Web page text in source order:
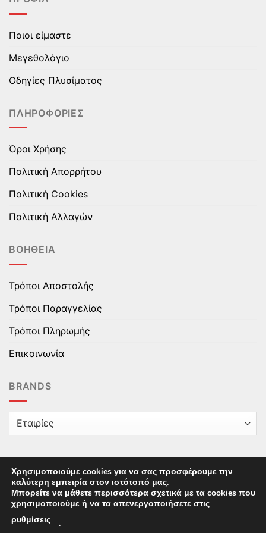
Οι
μπορούν
επιλεγούν
στη
σελίδα
προϊόντος
Ποιοι είμαστε
Μεγεθολόγιο
Οδηγίες Πλυσίματος
ΠΛΗΡΟΦΟΡΊΕΣ
Όροι Χρήσης
Πολιτική Απορρήτου
Πολιτική Cookies
Πολιτική Αλλαγών
ΒΟΉΘΕΙΑ
Τρόποι Αποστολής
Τρόποι Παραγγελίας
Τρόποι Πληρωμής
Επικοινωνία
BRANDS
Copyright © 2025 epaidika.gr / All Rights Reserved /
Supported byStarten Development
Χρησιμοποιούμε cookies για να σας προσφέρουμε την
καλύτερη εμπειρία στον ιστότοπό μας.
Μπορείτε να μάθετε περισσότερα σχετικά με τα cookies που
χρησιμοποιούμε ή να τα απενεργοποιήσετε στις
ρυθμίσεις
.
This site uses cookies to offer you a better browsing
experience. By browsing this website, you agree to our